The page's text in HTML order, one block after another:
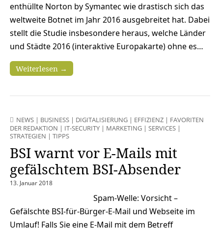
enthüllte Norton by Symantec wie drastisch sich das
weltweite Botnet im Jahr 2016 ausgebreitet hat. Dabei
stellt die Studie insbesondere heraus, welche Länder
und Städte 2016 (interaktive Europakarte) ohne es…
Weiterlesen →
NEWS | BUSINESS | DIGITALISIERUNG | EFFIZIENZ | FAVORITEN
DER REDAKTION | IT-SECURITY | MARKETING | SERVICES |
STRATEGIEN | TIPPS
BSI warnt vor E-Mails mit
gefälschtem BSI-Absender
13. Januar 2018
Spam-Welle: Vorsicht –
Gefälschte BSI-für-Bürger-E-Mail und Webseite im
Umlauf! Falls Sie eine E-Mail mit dem Betreff